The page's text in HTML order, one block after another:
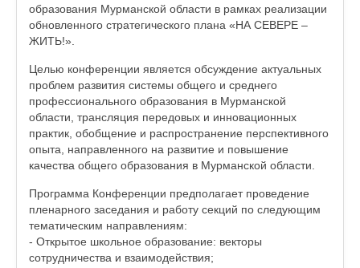
образования Мурманской области в рамках реализации
обновленного стратегического плана «НА СЕВЕРЕ –
ЖИТЬ!».
Целью конференции является обсуждение актуальных
проблем развития системы общего и среднего
профессионального образования в Мурманской
области, трансляция передовых и инновационных
практик, обобщение и распространение перспективного
опыта, направленного на развитие и повышение
качества общего образования в Мурманской области.
Программа Конференции предполагает проведение
пленарного заседания и работу секций по следующим
тематическим направлениям:
- Открытое школьное образование: векторы
сотрудничества и взаимодействия;